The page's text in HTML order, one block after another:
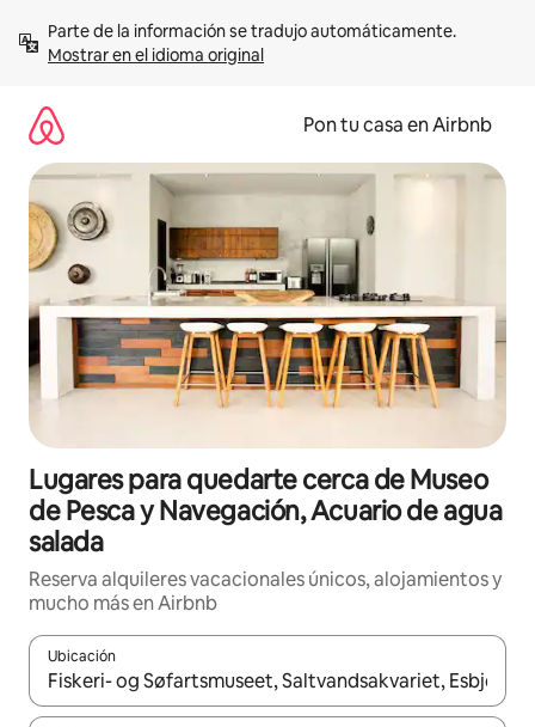
contenidoMostrar en el idioma original
Pon tu casa en Airbnb
Lugares para quedarte cerca de Museo
de Pesca y Navegación, Acuario de agua
salada
Reserva alquileres vacacionales únicos, alojamientos y
mucho más en Airbnb
Ubicación
Cuando los resultados estén disponibles, navega con las